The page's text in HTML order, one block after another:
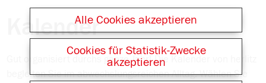
Kalender
Gut organisiert durchs ganze Jahr! Die Kalender von herlitz
begleiten Sie im abwechslungsreichen Alltag. Wählen Sie
Alle Cookies akzeptieren
Cookies für Statistik-Zwecke
akzeptieren